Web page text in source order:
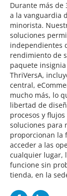
Durante más de
a la vanguardia
minorista.
soluciones
independientes
rendimiento de
paquete
ThriVersA,
central,
mucho más, lo
libertad de
procesos y
soluciones para
proporcionan la
acceder a las
cualquier lugar,
funcione sin
tienda, en la